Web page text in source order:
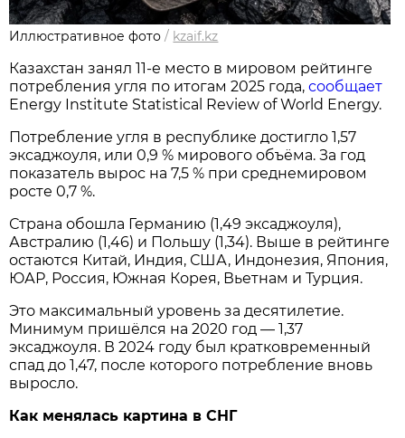
Иллюстративное фото / kzaif.kz
Казахстан занял 11-е место в мировом рейтинге
потребления угля по итогам 2025 года,сообщает
Energy Institute Statistical Review of World Energy.
Потребление угля в республике достигло 1,57
эксаджоуля, или 0,9 % мирового объёма. За год
показатель вырос на 7,5 % при среднемировом
росте 0,7 %.
Страна обошла Германию (1,49 эксаджоуля),
Австралию (1,46) и Польшу (1,34). Выше в рейтинге
остаются Китай, Индия, США, Индонезия, Япония,
ЮАР, Россия, Южная Корея, Вьетнам и Турция.
Это максимальный уровень за десятилетие.
Минимум пришёлся на 2020 год — 1,37
эксаджоуля. В 2024 году был кратковременный
спад до 1,47, после которого потребление вновь
выросло.
Как менялась картина в СНГ